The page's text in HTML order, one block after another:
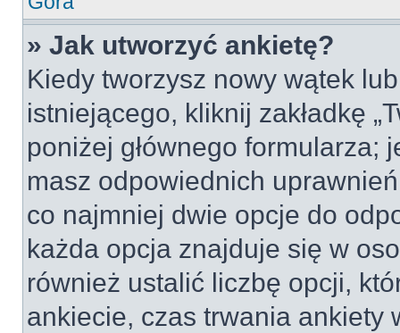
» Jak utworzyć ankietę?
Kiedy tworzysz nowy wątek
istniejącego, kliknij zakładkę
poniżej głównego formularza;
masz odpowiednich
co najmniej dwie opcje do
każda opcja znajduje się w
również ustalić liczbę opcji,
ankiecie, czas trwania ankiety